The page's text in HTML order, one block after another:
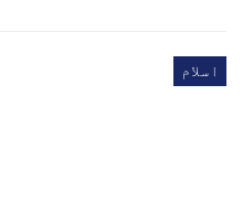
اسلام